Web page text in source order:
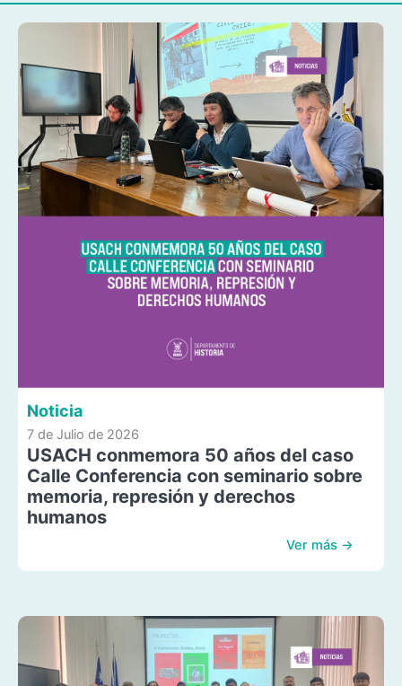
Noticia
7 de Julio de 2026
USACH conmemora 50 años del caso
Calle Conferencia con seminario sobre
memoria, represión y derechos
humanos
Ver más →